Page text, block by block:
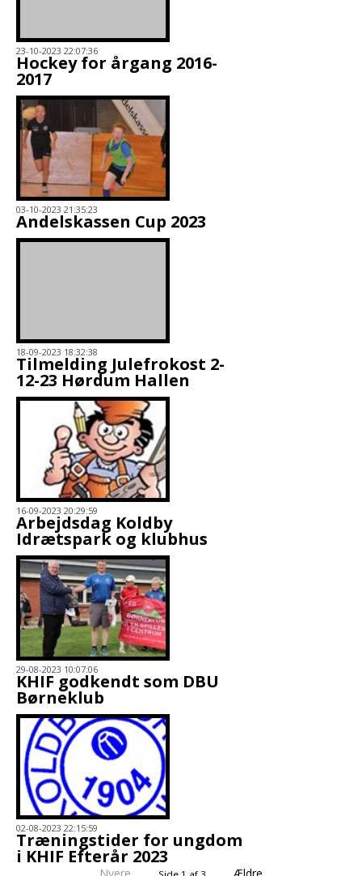
23-10-2023 22:07:36
Hockey for årgang 2016-
2017
03-10-2023 21:35:23
Andelskassen Cup 2023
18-09-2023 18:32:38
Tilmelding Julefrokost 2-
12-23 Hørdum Hallen
16-09-2023 20:29:59
Arbejdsdag Koldby
Idrætspark og klubhus
29-08-2023 10:07:06
KHIF godkendt som DBU
Børneklub
02-08-2023 22:15:59
Træningstider for ungdom
i KHIF Efterår 2023